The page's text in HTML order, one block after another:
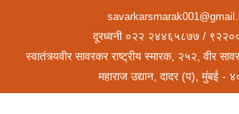
दूरध्वनी ०२२ २४४६५८७७ /
स्वातंत्र्यवीर सावरकर राष्ट्रीय स्मारक, २५२, वीर
महाराज उद्यान, दादर (प), मुंबई -